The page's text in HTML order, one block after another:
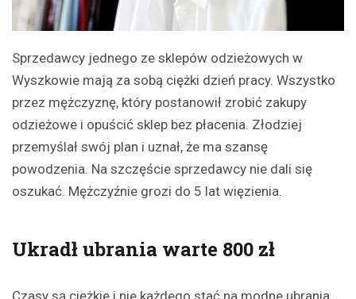
Sprzedawcy jednego ze sklepów odzieżowych w
Wyszkowie mają za sobą ciężki dzień pracy. Wszystko
przez mężczyznę, który postanowił zrobić zakupy
odzieżowe i opuścić sklep bez płacenia. Złodziej
przemyślał swój plan i uznał, że ma szansę
powodzenia. Na szczęście sprzedawcy nie dali się
oszukać. Mężczyźnie grozi do 5 lat więzienia.
Ukradł ubrania warte 800 zł